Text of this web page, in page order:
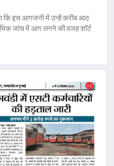
कि इस आगजनी में उन्हें करीब आठ
जांच में आग लगने की वजह शॉर्ट